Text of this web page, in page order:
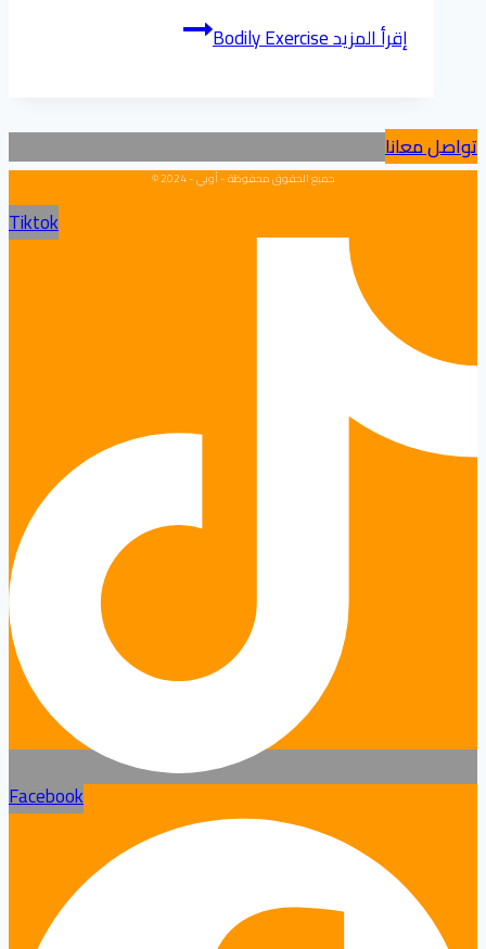
إقرأ المزيدBodily Exercise
تواصل معانا
جميع الحقوق محفوظة - أوبي - 2024 ©
Tiktok
Facebook